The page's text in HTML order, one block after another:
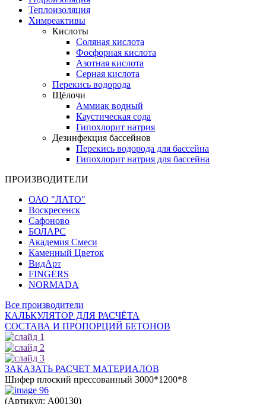
Теплоизоляция
Химреактивы
Кислоты
Соляная кислота
Фосфорная кислота
Азотная кислота
Серная кислота
Перекись водорода
Щёлочи
Аммиак водный
Каустическая сода
Гипохлорит натрия
Дезинфекция бассейнов
Перекись водорода для бассейна
Гипохлорит натрия для бассейна
ПРОИЗВОДИТЕЛИ
ОАО "ЛАТО"
Воскресенск
Сафоново
БОЛАРС
Академия Смеси
Каменный Цветок
ВидАрт
FINGERS
NORMADA
Все производители
КАЛЬКУЛЯТОР ДЛЯ РАСЧЁТА
СОСТАВА И ПРОПОРЦИЙ БЕТОНОВ
ЗАКАЗАТЬ РАСЧЕТ МАТЕРИАЛОВ
Шифер плоский прессованный 3000*1200*8
(Артикул: A00130)